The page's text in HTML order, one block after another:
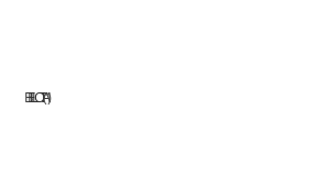
BELLOTA1